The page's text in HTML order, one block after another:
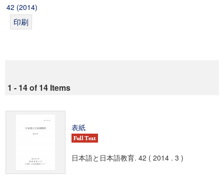
慶應義塾大学グローバルCOEプログラム論理と感性の先端的
学術雑誌掲載論文等(8)
42 (2014)
1 - 14 of 14 Items
表紙
日本語と日本語教育. 42 ( 2014 . 3 )